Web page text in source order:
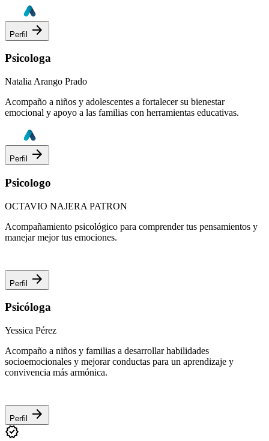
Perfil arrow_forward
Psicologa
Natalia Arango Prado
Acompaño a niños y adolescentes a fortalecer su bienestar
emocional y apoyo a las familias con herramientas educativas.
Perfil arrow_forward
Psicologo
OCTAVIO NAJERA PATRON
Acompañamiento psicológico para comprender tus pensamientos y
manejar mejor tus emociones.
Perfil arrow_forward
Psicóloga
Yessica Pérez
Acompaño a niños y familias a desarrollar habilidades
socioemocionales y mejorar conductas para un aprendizaje y
convivencia más armónica.
Perfil
arrow_forward
verified